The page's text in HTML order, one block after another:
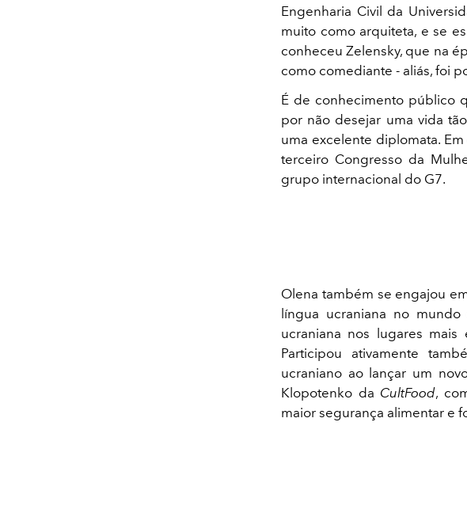
Engenharia Civil da
muito como arquiteta, e se
conheceu Zelensky, que na
como comediante - aliás, foi
É de conhecimento público
por não desejar uma vida
uma excelente diplomata.
terceiro Congresso da
grupo internacional do G7.
Olena também se engajou
língua ucraniana no
ucraniana nos lugares
Participou ativamente
ucraniano ao lançar um
Klopotenko da CultFood,
maior segurança alimentar e